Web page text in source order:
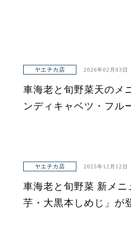
ヤエチカ店 2026年02月03日
車海老と旬野菜天のメ
ンディキャベツ・フル
ヤエチカ店 2025年12月12日
車海老と旬野菜 新メニ
芋・大黒本しめじ」が